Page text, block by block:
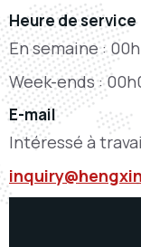
Heure de service
En semaine :
Week-ends :
E-mail
Intéressé à